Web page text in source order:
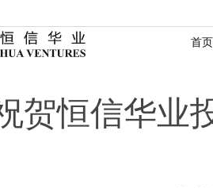
首页
贺恒信华业